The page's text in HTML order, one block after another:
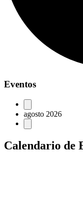
Eventos
agosto 2026
Calendario de